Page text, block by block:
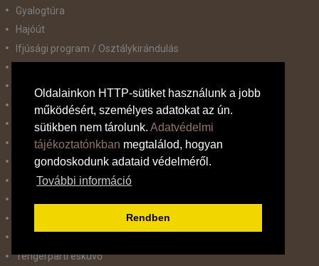
Oldalainkon HTTP-sütiket használunk a jobb
működésért, személyes adatokat az ún.
sütikben nem tárolunk. Adatvédelmi
tájékoztatónkban megtalálod, hogyan
gondoskodunk adataid védelméről.
További információ
Rendben
Gyalogtúra
Hajóút
Ifjúsági program / Osztálykirándulás
Koncertek / Musical
Kultúra és történelem
Körutazás
Körutazás+Nyaralás
Nyaralóprogram
Tengerparti esküvő